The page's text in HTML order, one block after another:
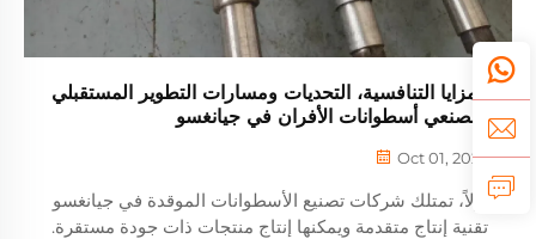
المزايا التنافسية، التحديات ومسارات التطوير المستقبلي
لمصنعي أسطوانات الأفران في جيانغسو
Oct 01, 2022
أولاً، تمتلك شركات تصنيع الأسطوانات الموقدة في جيانغسو
تقنية إنتاج متقدمة ويمكنها إنتاج منتجات ذات جودة مستقرة.